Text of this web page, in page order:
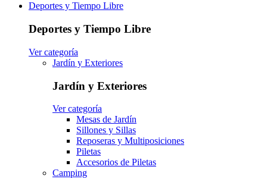
Deportes y Tiempo Libre
Deportes y Tiempo Libre
Ver categoría
Jardín y Exteriores
Jardín y Exteriores
Ver categoría
Mesas de Jardín
Sillones y Sillas
Reposeras y Multiposiciones
Piletas
Accesorios de Piletas
Camping